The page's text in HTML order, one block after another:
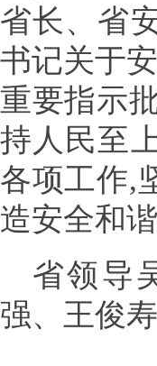
省长、省
书记关于
重要指示
持人民至
各项工作,
造安全和
省领导
强、王俊